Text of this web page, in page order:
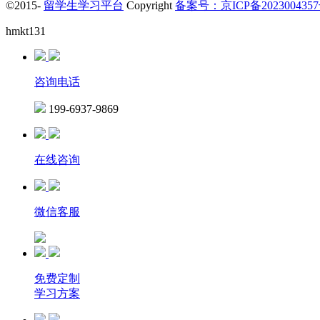
©2015- 留学生学习平台 Copyright 备案号：京ICP备
hmkt131
咨询电话
199-6937-9869
在线咨询
微信客服
免费定制
学习方案